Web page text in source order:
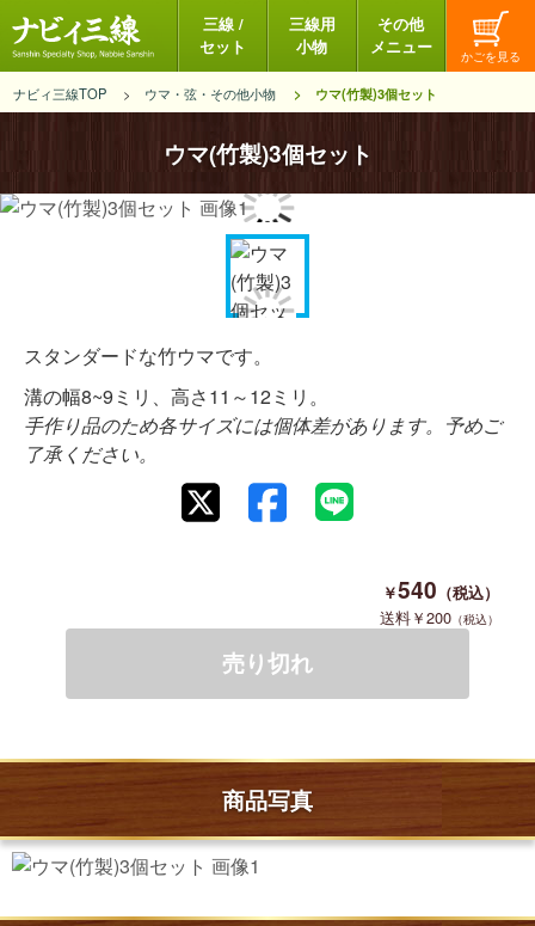
三線 /
セット
三線用
小物
その他
メニュー
ナビィ三線TOP ウマ・弦・その他小物 ウマ(竹製)3個セット
ウマ(竹製)3個セット
スタンダードな竹ウマです。
溝の幅8~9ミリ、高さ11～12ミリ。
手作り品のため各サイズには個体差があります。予めご
了承ください。
540
200
商品写真